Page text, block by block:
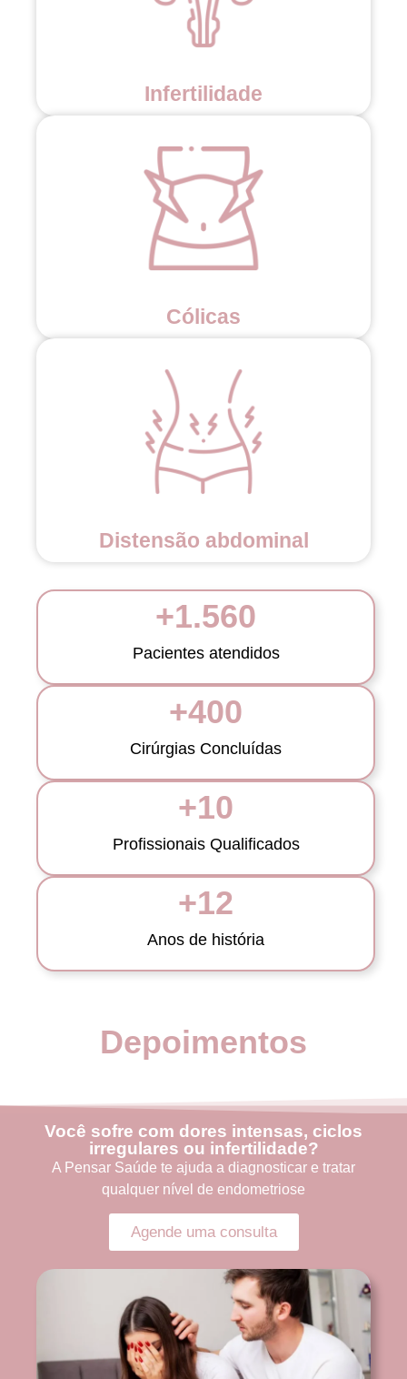
Infertilidade
Cólicas
Distensão abdominal
Pacientes atendidos
+1.560
Cirúrgias Concluídas
+400
Profissionais Qualificados
+10
Anos de história
+12
Depoimentos
Você sofre com dores intensas, ciclos
irregulares ou infertilidade?
A Pensar Saúde te ajuda a diagnosticar e tratar
qualquer nível de endometriose
Agende uma consulta